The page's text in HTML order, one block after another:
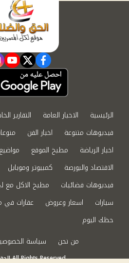
facebook
twitter
الرئيسية الاخبار العامة التقارير
فيديوهات متنوعة
اخبار الفن
اخبار الرياضة
مطبخ الموقع
الاقتصاد والبورصة
كمبيوتر وموبايل
فيديوهات فضائيات
مطبخ الاكل مع
سيارات
اسعار وعروض عقارات في
حظك اليوم
من نحن
سياسة
©2024 الحق والضلال All Rights Reserved.